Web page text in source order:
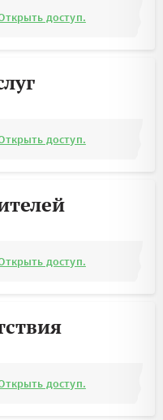
доступ.
доступ.
доступ.
доступ.